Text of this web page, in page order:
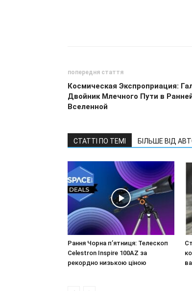
попередня стаття
Космическая Экспроприация:
Двойник Млечного Пути в
Вселенной
СТАТТІ ПО ТЕМІ БІЛЬШЕ ВІД
Рання Чорна п’ятниця: Телескоп
Celestron Inspire 100AZ за
рекордно низькою ціною